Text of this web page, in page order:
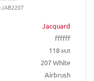
Jacquard
ffffff
118 мл
207 White
Airbrush